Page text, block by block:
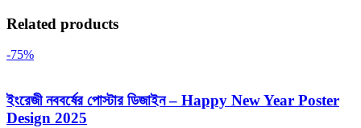
Related products
-75%
ইংরেজী নববর্ষের পোস্টার ডিজাইন – Happy New Year Poster
Design 2025